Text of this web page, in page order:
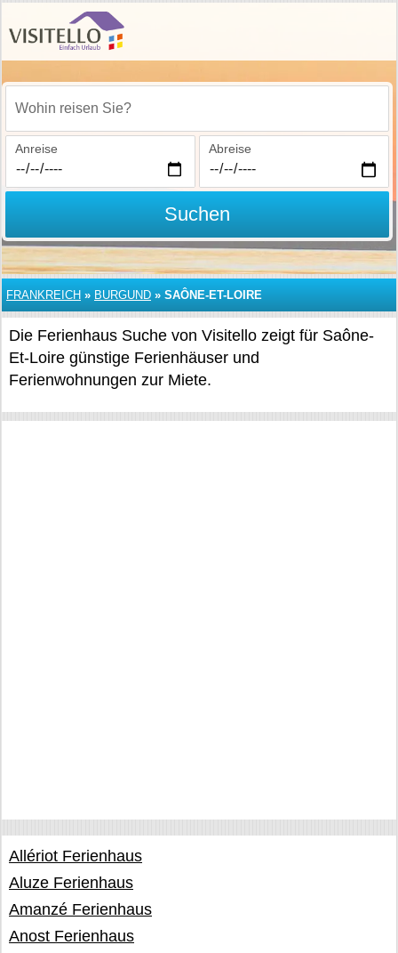
Wohin reisen Sie?
Anreise Abreise
Suchen
FRANKREICH » BURGUND » SAÔNE-ET-LOIRE
Die Ferienhaus Suche von Visitello zeigt für Saône-
Et-Loire günstige Ferienhäuser und
Ferienwohnungen zur Miete.
Allériot Ferienhaus
Aluze Ferienhaus
Amanzé Ferienhaus
Anost Ferienhaus